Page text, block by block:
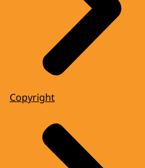
Copyright